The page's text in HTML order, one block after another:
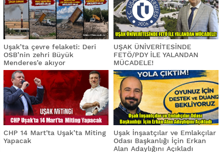
Uşak’ta çevre felaketi: Deri
OSB’nin zehri Büyük
Menderes’e akıyor
UŞAK ÜNİVERİTESİNDE
FETÖ/PDY İLE YALANDAN
MÜCADELE!
CHP 14 Mart'ta Uşak’ta Miting
Yapacak
Uşak İnşaatçılar ve Emlakçılar
Odası Başkanlığı İçin Erkan
Alan Adaylığını Açıkladı